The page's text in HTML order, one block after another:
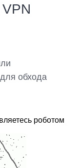
обхода
роботом